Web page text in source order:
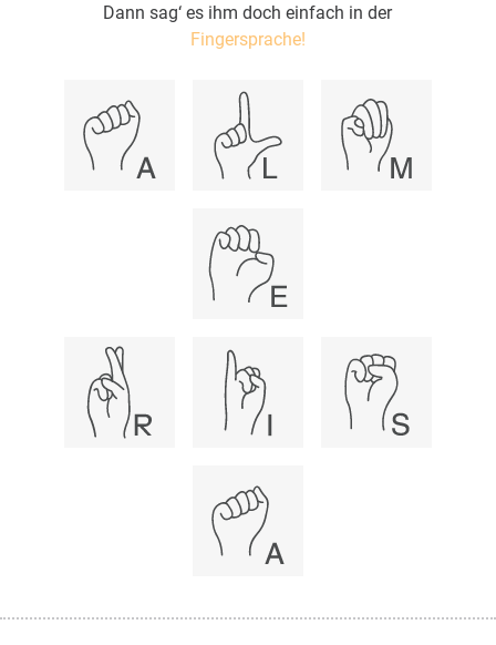
Dann sag‘ es ihm doch einfach in der
Fingersprache!